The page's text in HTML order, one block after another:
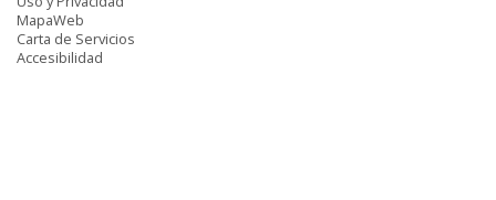
MapaWeb
Carta de Servicios
Accesibilidad